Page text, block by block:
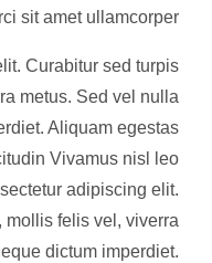
sit amet ullamcorper.
Curabitur sed turpis
metus. Sed vel nulla
Aliquam egestas
Vivamus nisl leo
adipiscing elit.
mollis felis vel, viverra
dictum imperdiet.